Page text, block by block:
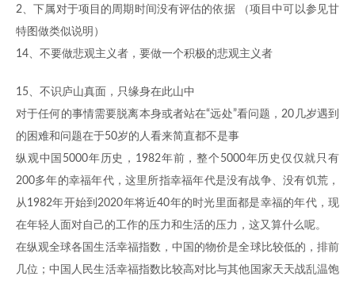
2、下属对于项目的周期时间没有评估的依据 （项目中可以参见甘
特图做类似说明）
14、不要做悲观主义者，要做一个积极的悲观主义者
15、不识庐山真面，只缘身在此山中
对于任何的事情需要脱离本身或者站在“远处”看问题，20几岁遇到
的困难和问题在于50岁的人看来简直都不是事
纵观中国5000年历史，1982年前，整个5000年历史仅仅就只有
200多年的幸福年代，这里所指幸福年代是没有战争、没有饥荒，
从1982年开始到2020年将近40年的时光里面都是幸福的年代，现
在年轻人面对自己的工作的压力和生活的压力，这又算什么呢。
在纵观全球各国生活幸福指数，中国的物价是全球比较低的，排前
几位；中国人民生活幸福指数比较高对比与其他国家天天战乱温饱